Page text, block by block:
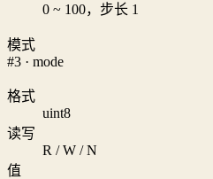
0 ~ 100，步长 1
模式
#3 · mode
格式
uint8
读写
R / W / N
值